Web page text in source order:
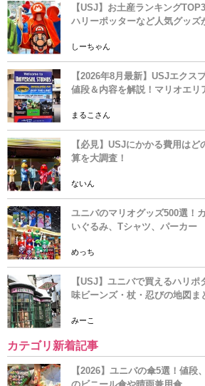
【USJ】お土産ランキング
ハリーポッターなど人気グッズ
しーちゃん
【2026年8月最新】USJエクス
値段＆内容を解説！マリオエリ
まるこさん
【必見】USJにかかる費用は
算を大調査！
ないん
ユニバのマリオグッズ500選！
いぐるみ、Tシャツ、パーカー
めっち
【USJ】ユニバで買えるハリ
味ビーンズ・杖・忍びの地図ま
みーこ
カテゴリ新着記事
【2026】ユニバの傘5選！値段